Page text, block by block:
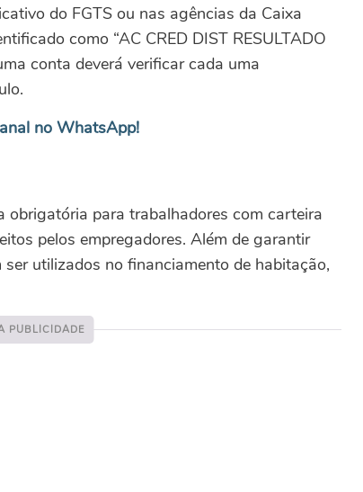
do FGTS ou nas agências da Caixa
como “AC CRED DIST RESULTADO
conta deverá verificar cada uma
no WhatsApp!
obrigatória para trabalhadores com carteira
pelos empregadores. Além de garantir
utilizados no financiamento de habitação,